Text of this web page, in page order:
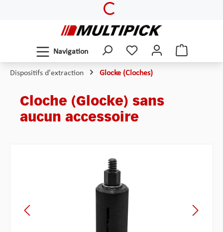
Loading...
Navigation
Dispositifs d'extraction Glocke (Cloches)
Cloche (Glocke) sans
aucun accessoire